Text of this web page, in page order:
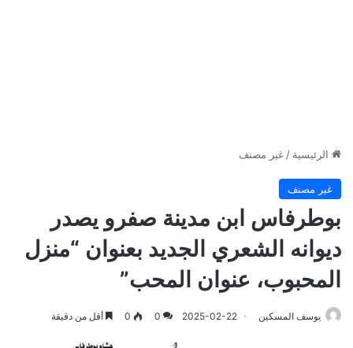
الرئيسية / غير مصنف
غير مصنف
بوطرفاس ابن مدينة صفرو يصدر
ديوانه الشعري الجديد بعنوان “منزل
المحبوب، عنوان المحب”
يوسف المسكين 2025-02-22
0
0 أقل من دقيقة